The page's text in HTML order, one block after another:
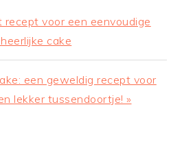
recept voor een eenvoudige
cake
een geweldig recept voor
lekker tussendoortje! »